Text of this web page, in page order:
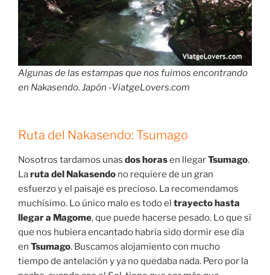
Algunas de las estampas que nos fuimos encontrando
en Nakasendo. Japón -ViatgeLovers.com
Ruta del Nakasendo: Tsumago
Nosotros tardamos unas dos horasen llegarTsumago.
Laruta del Nakasendo no requiere de un gran
esfuerzo y el paisaje es precioso. La recomendamos
muchísimo. Lo único malo es todo el trayecto hasta
llegar a Magome, que puede hacerse pesado. Lo que sí
que nos hubiera encantado habría sido dormir ese día
en Tsumago. Buscamos alojamiento con mucho
tiempo de antelación y ya no quedaba nada. Pero por la